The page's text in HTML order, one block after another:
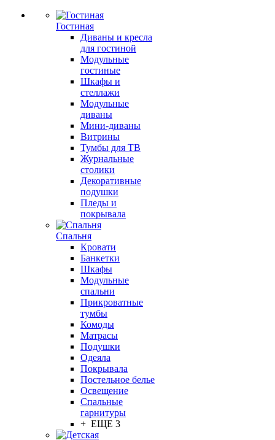
Гостиная
Диваны и кресла
для гостиной
Модульные
гостиные
Шкафы и
стеллажи
Модульные
диваны
Мини-диваны
Витрины
Тумбы для ТВ
Журнальные
столики
Декоративные
подушки
Пледы и
покрывала
Спальня
Кровати
Банкетки
Шкафы
Модульные
спальни
Прикроватные
тумбы
Комоды
Матрасы
Подушки
Одеяла
Покрывала
Постельное белье
Освещение
Спальные
гарнитуры
+ ЕЩЕ 3